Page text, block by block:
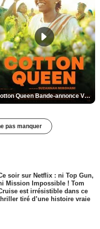
Cotton Queen Bande-annonce VO STFR
pas manquer
soir sur Netflix : ni Top Gun,
Mission Impossible ! Tom
est irrésistible dans ce
tiré d’une histoire vraie